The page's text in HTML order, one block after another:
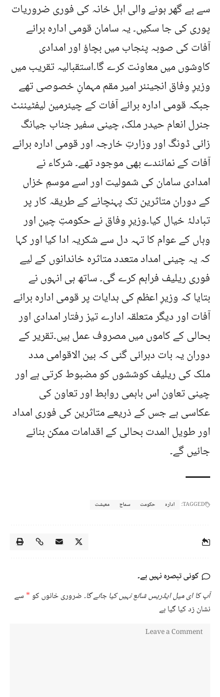
سے بے گھر ہونے والی اہل خانہ کی فوری ضروریات
پوری کی جا سکیں۔ یہ سامان قومی ادارہ برائے
آفات کی صوبہ پنجاب میں بچاؤ اور امدادی
کاوشوں میں معاونت کرے گا۔استقبالیہ تقریب میں
وزیرِ وفاق انجینئر امیر مقم مہمانِ خصوصی تھے
جبکہ قومی ادارہ برائے آفات کے چیئرمین لیفٹیننٹ
جنرل انعام حیدر ملک، چینی سفیر جناب جیانگ
زائی ڈونگ اور وزارتِ خارجہ اور قومی ادارہ برائے
آفات کے نمائندے بھی موجود تھے۔ شرکاء نے
امدادی سامان کی شمولیت اور اسے موسمِ خزاں
کے دوران متاثرین تک پہنچانے کے طریقہ کار پر
تبادلۂ خیال کیا۔وزیرِ وفاق نے حکومتِ چین اور
وہاں کے عوام کا تہہ دل سے شکریہ ادا کیا اور کہا
کہ یہ چینی امداد متعدد متاثرہ خاندانوں کے لیے
فوری ریلیف فراہم کرے گی۔ ساتھ ہی انہوں نے
بتایا کہ وزیرِ اعظم کی ہدایات پر قومی ادارہ برائے
آفات اور دیگر متعلقہ ادارے تیز رفتار امدادی اور
بحالی کے کاموں میں مصروف عمل ہیں۔تقریر کے
دوران یہ بات دہرائی گئی کہ بین الاقوامی مدد
ملک کی ریلیف کوششوں کو مضبوط کرتی ہے اور
چینی تعاون اس باہمی روابط اور تعاون کی
عکاسی ہے جس کے ذریعے متاثرین کی فوری امداد
اور طویل المدت بحالی کے اقدامات ممکن بنائے
جائیں گے۔
TAGGED: ادارہ حکومت سماج معیشت
کوئی تبصرہ نہیں ہے۔
آپ کا ای میل ایڈریس شائع نہیں کیا جائے گا۔ضروری خانوں کو* سے
نشان زد کیا گیا ہے